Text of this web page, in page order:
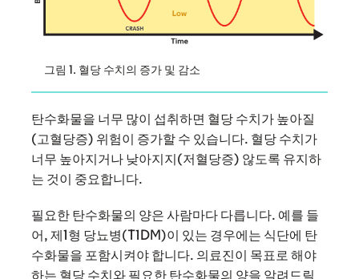
그림 1. 혈당 수치의 증가 및 감소
탄수화물을 너무 많이 섭취하면 혈당 수치가 높아질
(고혈당증) 위험이 증가할 수 있습니다. 혈당 수치가
너무 높아지거나 낮아지지(저혈당증) 않도록 유지하
는 것이 중요합니다.
필요한 탄수화물의 양은 사람마다 다릅니다. 예를 들
어, 제1형 당뇨병(T1DM)이 있는 경우에는 식단에 탄
수화물을 포함시켜야 합니다. 의료진이 목표로 해야
하는 혈당 수치와 필요한 탄수화물의 양을 알려드릴